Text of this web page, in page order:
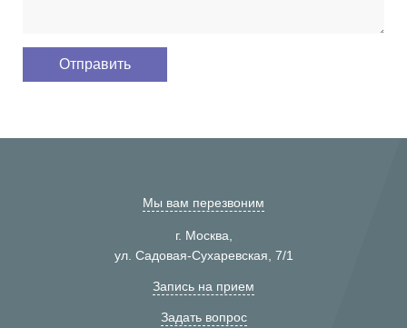
Мы вам перезвоним
г. Москва,
ул. Садовая-Сухаревская, 7/1
Запись на прием
Задать вопрос